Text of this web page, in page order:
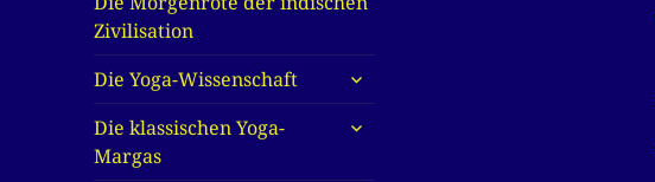
Zivilisation
Die Yoga-Wissenschaft
untermenü
anzeigen
Die klassischen Yoga-
Margas
untermenü